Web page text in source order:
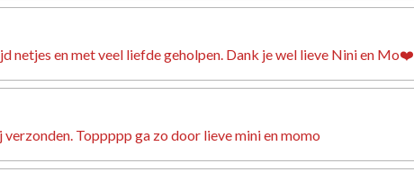
netjes en met veel liefde geholpen. Dank je wel lieve Nini en Mo❤️
Toppppp ga zo door lieve mini en momo